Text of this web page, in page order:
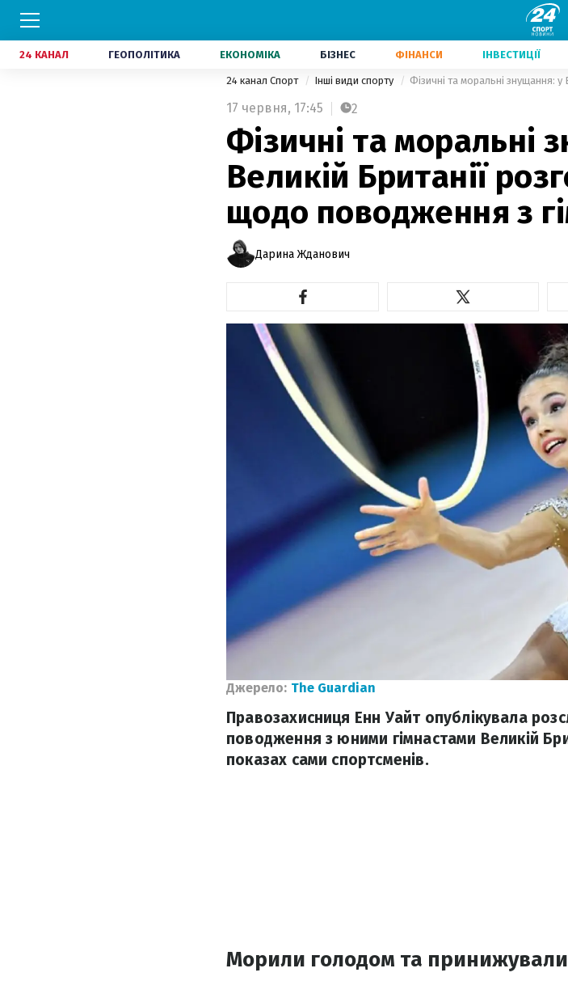
24 КАНАЛ ГЕОПОЛІТИКА ЕКОНОМІКА БІЗНЕС ФІНАНСИ ІНВЕСТИЦІЇ
24 канал Спорт Інші види спорту
17 червня, 17:45 2
Фізичні та моральні
Великій Британії
щодо поводження з
Дарина Жданович
Джерело: The Guardian
Правозахисниця Енн Уайт опублікувала
поводження з юними гімнастами Великій
показах сами спортсменів.
Морили голодом та принижували